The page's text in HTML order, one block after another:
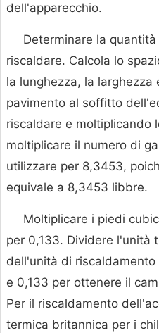
dell'apparecchio.
Determinare la
riscaldare. Calcola lo
la lunghezza, la larghezza
pavimento al soffitto
riscaldare e moltiplicando
moltiplicare il numero di
utilizzare per 8,3453,
equivale a 8,3453 libbre.
Moltiplicare i piedi
per 0,133. Dividere l'unità
dell'unità di
e 0,133 per ottenere il
Per il riscaldamento
termica britannica per i